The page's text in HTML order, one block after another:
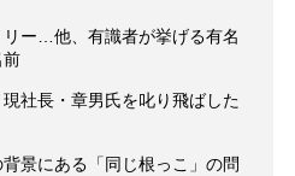
リー…他、有識者が挙げる有名
前
社長・章男氏を叱り飛ばした
景にある「同じ根っこ」の問